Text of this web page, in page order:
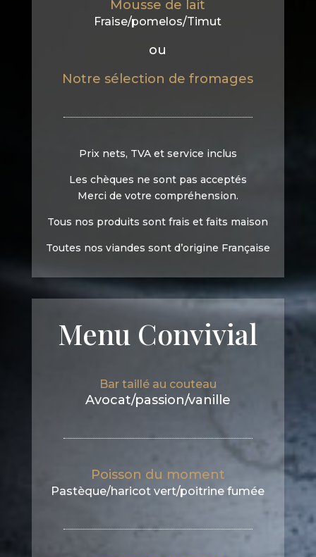
Mousse de lait
Fraise/pomelos/Timut
ou
Notre sélection de fromages
Prix nets, TVA et service inclus
Les chèques ne sont pas acceptés
Merci de votre compréhension.
Tous nos produits sont frais et faits maison
Toutes nos viandes sont d’origine Française
Menu Convivial
Bar taillé au couteau
Avocat/passion/vanille
Poisson du moment
Pastèque/haricot vert/poitrine fumée